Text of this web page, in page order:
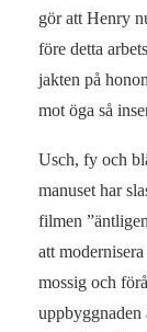
gör att Henry
före detta
jakten på
mot öga så
Usch, fy och
manuset har
filmen
att
mossig och
uppbyggnaden